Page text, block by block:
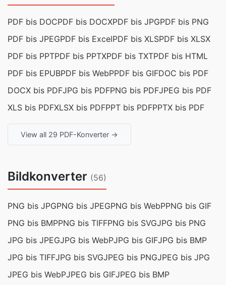
PDF bis DOCPDF bis DOCXPDF bis JPGPDF bis PNG
PDF bis JPEGPDF bis ExcelPDF bis XLSPDF bis XLSX
PDF bis PPTPDF bis PPTXPDF bis TXTPDF bis HTML
PDF bis EPUBPDF bis WebPPDF bis GIFDOC bis PDF
DOCX bis PDFJPG bis PDFPNG bis PDFJPEG bis PDF
XLS bis PDFXLSX bis PDFPPT bis PDFPPTX bis PDF
View all 29 PDF-Konverter →
Bildkonverter (56)
PNG bis JPGPNG bis JPEGPNG bis WebPPNG bis GIF
PNG bis BMPPNG bis TIFFPNG bis SVGJPG bis PNG
JPG bis JPEGJPG bis WebPJPG bis GIFJPG bis BMP
JPG bis TIFFJPG bis SVGJPEG bis PNGJPEG bis JPG
JPEG bis WebPJPEG bis GIFJPEG bis BMP